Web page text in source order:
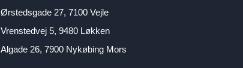
Ørstedsgade 27, 7100 Vejle
Vrenstedvej 5, 9480 Løkken
Algade 26, 7900 Nykøbing Mors